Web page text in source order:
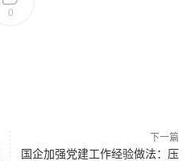
0
下一篇
国企加强党建工作经验做法：压